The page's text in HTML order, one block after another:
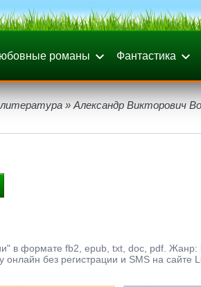
романы Фантастика
литература » Александр Викторович
в формате fb2, epub, txt, doc, pdf. Жанр:
онлайн без регистрации и SMS на сайте